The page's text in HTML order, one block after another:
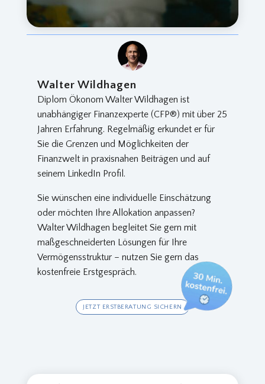
Walter Wildhagen
Diplom Ökonom Walter Wildhagen ist
unabhängiger Finanzexperte (CFP®) mit über 25
Jahren Erfahrung. Regelmäßig erkundet er für
Sie die Grenzen und Möglichkeiten der
Finanzwelt in praxisnahen Beiträgen und auf
seinem LinkedIn Profil.
Sie wünschen eine individuelle Einschätzung
oder möchten Ihre Allokation anpassen?
Walter Wildhagen begleitet Sie gern mit
maßgeschneiderten Lösungen für Ihre
Vermögensstruktur – nutzen Sie gern das
kostenfreie Erstgespräch.
JETZT ERSTBERATUNG SICHERN